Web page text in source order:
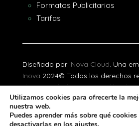
Formatos Publicitarios
Tarifas
Diseñado por iNova Cloud. Una
Inova 2024© Todos los derechos
de Privacidad|Aviso Legal|
[gtranslate]
Utilizamos cookies para ofrecerte la
nuestra web.
Puedes aprender más sobre qué